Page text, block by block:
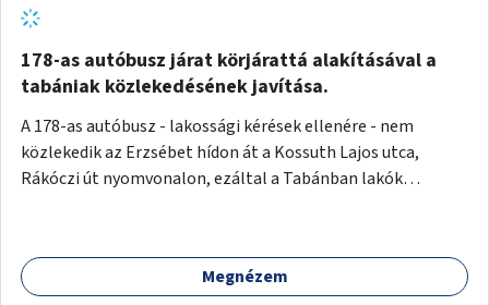
178-as autóbusz járat körjárattá alakításával a
tabániak közlekedésének javítása.
A 178-as autóbusz - lakossági kérések ellenére - nem
közlekedik az Erzsébet hídon át a Kossuth Lajos utca,
Rákóczi út nyomvonalon, ezáltal a Tabánban lakók
járattal feljutni a Naphegyre, ahol iskola és óvoda is van a
körzetben élők számára. Megoldás lenne, ha a 178-as
Megnézem